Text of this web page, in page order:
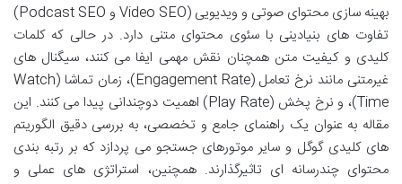
بهینه سازی محتوای صوتی و ویدیویی (Video SEO و Podcast SEO)
تفاوت های بنیادینی با سئوی محتوای متنی دارد. در حالی که کلمات
کلیدی و کیفیت متن همچنان نقش مهمی ایفا می کنند، سیگنال های
غیرمتنی مانند نرخ تعامل (Engagement Rate)، زمان تماشا (Watch
Time)، و نرخ پخش (Play Rate) اهمیت دوچندانی پیدا می کنند. این
مقاله به عنوان یک راهنمای جامع و تخصصی، به بررسی دقیق الگوریتم
های کلیدی گوگل و سایر موتورهای جستجو می پردازد که بر رتبه بندی
محتوای چندرسانه ای تاثیرگذارند. همچنین، استراتژی های عملی و